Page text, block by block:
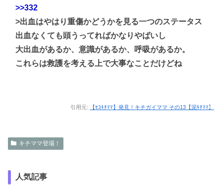
>>332
>出血はやはり重傷かどうかを見る一つのステータス
出血なくても頭うってればかなりやばいし
大出血があるか、意識があるか、呼吸があるか。
これらは救護を考える上で大事なことだけどね
引用元: 【ｾｺｷﾁﾏﾏ】発見！キチガイママ その13【泥ｷﾁﾏﾏ】
キチママ登場！
人気記事